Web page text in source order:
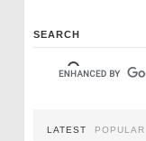
SEARCH
LATEST POPULAR